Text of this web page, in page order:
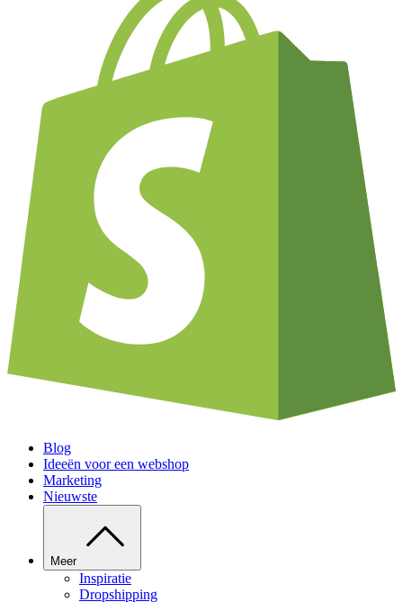
Blog
Ideeën voor een webshop
Marketing
Nieuwste
Meer
Inspiratie
Dropshipping